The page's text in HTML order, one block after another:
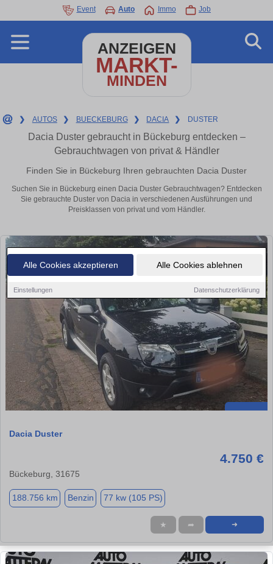
Alle Cookies akzeptieren Alle Cookies ablehnen
Einstellungen Datenschutzerklärung
Event Auto Immo Job
ANZEIGEN
MARKT-
MINDEN
❯ AUTOS ❯ BUECKEBURG ❯ DACIA ❯ DUSTER
Dacia Duster gebraucht in Bückeburg entdecken –
Gebrauchtwagen von privat & Händler
Finden Sie in Bückeburg Ihren gebrauchten Dacia Duster
Suchen Sie in Bückeburg einen Dacia Duster Gebrauchtwagen? Entdecken
Sie gebrauchte Duster von Dacia in verschiedenen Ausführungen und
Preisklassen von privat und vom Händler.
Dacia Duster
4.750 €
Bückeburg, 31675
188.756 km Benzin 77 kw (105 PS)
★ ➦ ➜